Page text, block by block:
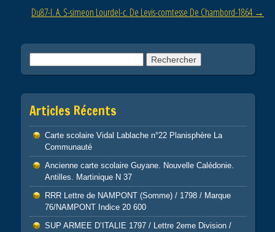
k
Du87-l. A. S-simeon Lourdel-c. De Levis-comtesse De Chambord-1864 →
Articles Récents
Carte scolaire Vidal Lablache n°22 Planisphère La
Communauté
Ancienne carte scolaire Guyane. Nouvelle Calédonie.
Antilles. Martinique N 37
RRR Lettre de NAMPONT (Somme) / 1798 / Marque
76/NAMPONT Indice 20 600
SUP ARMEE D’ITALIE 1797 / Lettre 2eme Division /